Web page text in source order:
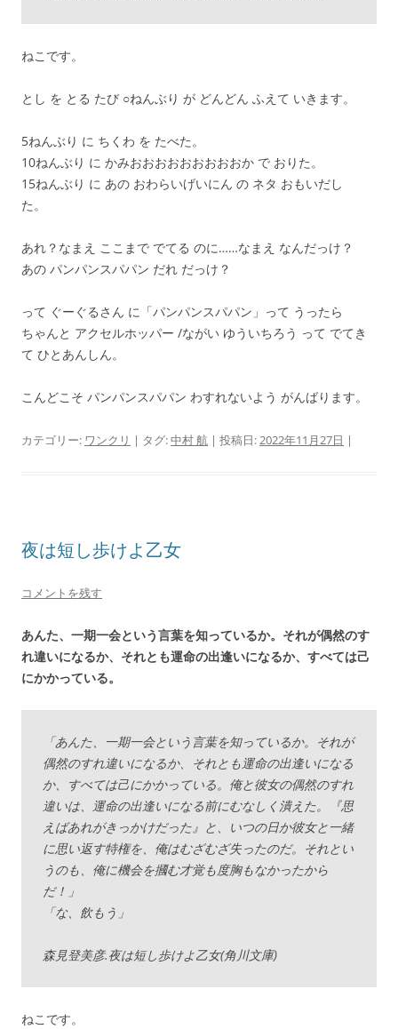
ねこです。
とし を とる たび ○ねんぶり が どんどん ふえて いきます。
5ねんぶり に ちくわ を たべた。
10ねんぶり に かみおおおおおおおおおか で おりた。
15ねんぶり に あの おわらいげいにん の ネタ おもいだし
た。
あれ？なまえ ここまで でてる のに……なまえ なんだっけ？
あの パンパンスパパン だれ だっけ？
って ぐーぐるさん に「パンパンスパパン」って うったら
ちゃんと アクセルホッパー /ながい ゆういちろう って でてき
て ひとあんしん。
こんどこそ パンパンスパパン わすれないよう がんばります。
カテゴリー: ワンクリ | タグ:中村 航 | 投稿日:2022年11月27日 |
夜は短し歩けよ乙女
コメントを残す
あんた、一期一会という言葉を知っているか。それが偶然のす
れ違いになるか、それとも運命の出逢いになるか、すべては己
にかかっている。
「あんた、一期一会という言葉を知っているか。それが
偶然のすれ違いになるか、それとも運命の出逢いになる
か、すべては己にかかっている。俺と彼女の偶然のすれ
違いは、運命の出逢いになる前にむなしく潰えた。『思
えばあれがきっかけだった』と、いつの日か彼女と一緒
に思い返す特権を、俺はむざむざ失ったのだ。それとい
うのも、俺に機会を摑む才覚も度胸もなかったから
だ！」
「な、飲もう」
森見登美彦.夜は短し歩けよ乙女(角川文庫)
ねこです。